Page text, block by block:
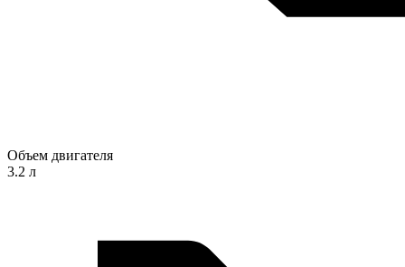
Объем двигателя
3.2 л